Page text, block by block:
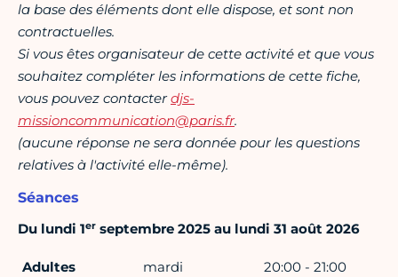
la base des éléments dont elle dispose, et sont non
contractuelles.
Si vous êtes organisateur de cette activité et que vous
souhaitez compléter les informations de cette fiche,
vous pouvez contacterdjs-
missioncommunication@paris.fr.
(aucune réponse ne sera donnée pour les questions
relatives à l'activité elle-même).
Séances
Du lundi 1er septembre 2025 au lundi 31 août 2026
Adultes
mardi 20:00 - 21:00